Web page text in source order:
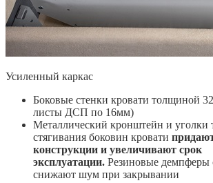
Усиленный каркас
Боковые стенки кровати толщиной
листы ДСП по 16мм)
Металлический кронштейн и
стягивания боковин кровати
конструкции и увеличивают срок
эксплуатации. Резиновые демпферы
снижают шум при закрывании